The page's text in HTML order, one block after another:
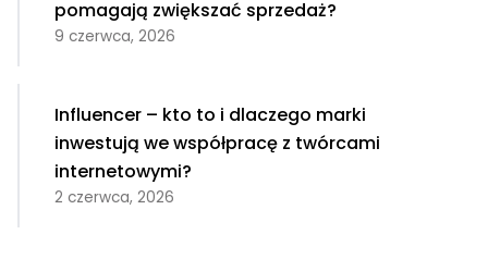
pomagają zwiększać sprzedaż?
9 czerwca, 2026
Influencer – kto to i dlaczego marki
inwestują we współpracę z twórcami
internetowymi?
2 czerwca, 2026